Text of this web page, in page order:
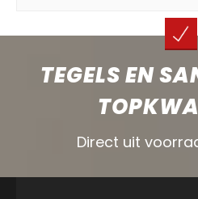
TEGELS EN
Direct uit